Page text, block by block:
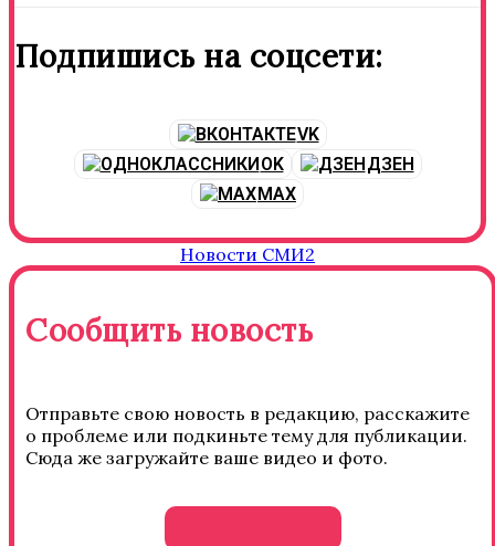
Подпишись на соцсети:
VK
OK
ДЗЕН
MAX
Новости СМИ2
Сообщить новость
Отправьте свою новость в редакцию, расскажите
о проблеме или подкиньте тему для публикации.
Сюда же загружайте ваше видео и фото.